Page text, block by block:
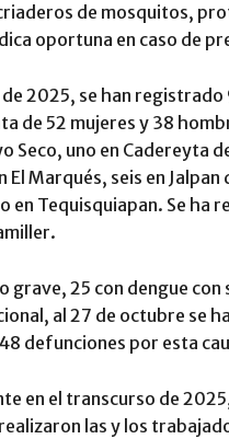
de mosquitos,
oportuna en caso de
2025, se han
de 52 mujeres y 38
Seco, uno en Cadereyta
Marqués, seis en Jalpan
en Tequisquiapan. Se ha
grave, 25 con dengue con
al 27 de octubre se
defunciones por esta
en el transcurso de
las y los